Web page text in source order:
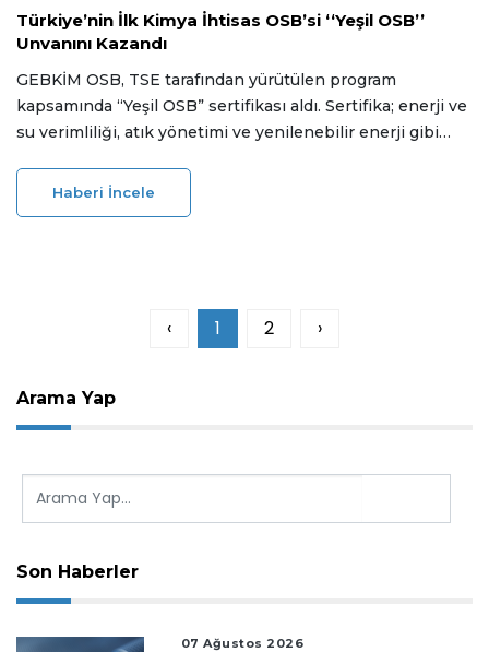
Türkiye’nin İlk Kimya İhtisas OSB’si ‘‘Yeşil OSB’’
Unvanını Kazandı
GEBKİM OSB, TSE tarafından yürütülen program
kapsamında “Yeşil OSB” sertifikası aldı. Sertifika; enerji ve
su verimliliği, atık yönetimi ve yenilenebilir enerji gibi
GEBKİM, bu adımın sanayide yeşil dönüşüm sürecine
katkı sağlayacağını belirtti.
Haberi İncele
‹ 1 2 ›
Arama Yap
Son Haberler
07 Ağustos 2026